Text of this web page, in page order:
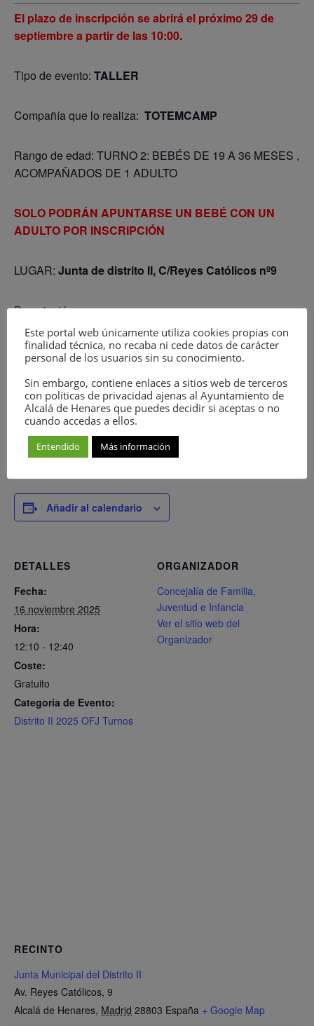
El plazo de inscripción se abrirá el próximo 29 de
septiembre a partir de las 10:00.
Tipo de evento: TALLER
Compañía que lo realiza: TOTEMCAMP
Rango de edad: TURNO 2: BEBÉS DE 19 A 36 MESES ,
ACOMPAÑADOS DE 1 ADULTO
SOLO PODRÁN APUNTARSE UN BEBÉ CON UN
ADULTO POR INSCRIPCIÓN
LUGAR: Junta de distrito II, C/Reyes Católicos nº9
Descripción:
Estimulación temprana a través de instrumentos
musicales, elementos visuales y experimentación libre
con objetos sonoros. La sesión terminará con cuentos
musicales y canciones de regazo.
Añadir al calendario
DETALLES
Fecha:
16 noviembre 2025
Hora:
12:10 - 12:40
Coste:
Gratuito
Categoría de Evento:
Distrito II 2025 OFJ Turnos
ORGANIZADOR
Concejalía de Familia,
Juventud e Infancia
Ver el sitio web del
Organizador
RECINTO
Junta Municipal del Distrito II
Av. Reyes Católicos, 9
Alcalá de Henares, Madrid 28803 España + Google Map
Este portal web únicamente utiliza cookies propias con
finalidad técnica, no recaba ni cede datos de carácter
personal de los usuarios sin su conocimiento.
Sin embargo, contiene enlaces a sitios web de terceros
con políticas de privacidad ajenas al Ayuntamiento de
Alcalá de Henares que puedes decidir si aceptas o no
cuando accedas a ellos.
Entendido Más información